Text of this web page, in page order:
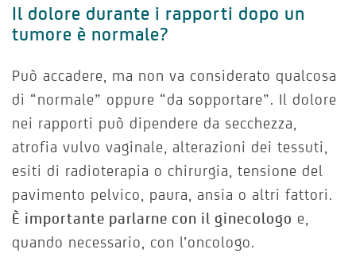
Il dolore durante i rapporti dopo un
tumore è normale?
Può accadere, ma non va considerato qualcosa
di “normale” oppure “da sopportare”. Il dolore
nei rapporti può dipendere da secchezza,
atrofia vulvo vaginale, alterazioni dei tessuti,
esiti di radioterapia o chirurgia, tensione del
pavimento pelvico, paura, ansia o altri fattori.
È importante parlarne con il ginecologo e,
quando necessario, con l’oncologo.